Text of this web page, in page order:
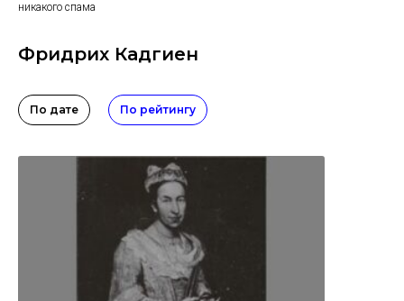
никакого спама
Фридрих Кадгиен
По дате По рейтингу